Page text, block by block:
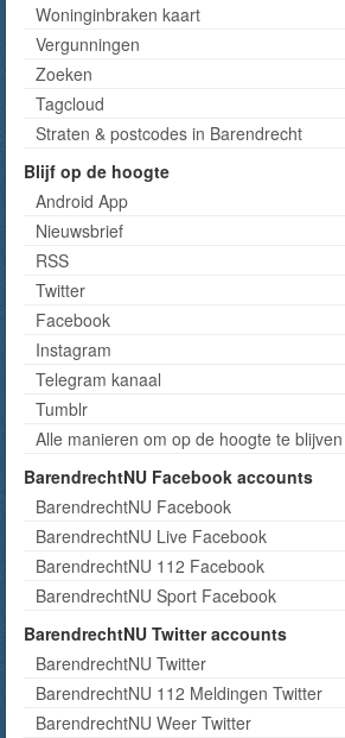
Woninginbraken kaart
Vergunningen
Zoeken
Tagcloud
Straten & postcodes in Barendrecht
Blijf op de hoogte
Android App
Nieuwsbrief
RSS
Twitter
Facebook
Instagram
Telegram kanaal
Tumblr
Alle manieren om op de hoogte te blijven
BarendrechtNU Facebook accounts
BarendrechtNU Facebook
BarendrechtNU Live Facebook
BarendrechtNU 112 Facebook
BarendrechtNU Sport Facebook
BarendrechtNU Twitter accounts
BarendrechtNU Twitter
BarendrechtNU 112 Meldingen Twitter
BarendrechtNU Weer Twitter